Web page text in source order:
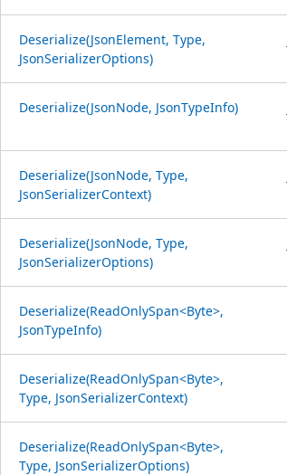
Deserialize(JsonElement, Type,
JsonSerializerOptions)
Deserialize(JsonNode, JsonTypeInfo)
Deserialize(JsonNode, Type,
JsonSerializerContext)
Deserialize(JsonNode, Type,
JsonSerializerOptions)
Deserialize(ReadOnlySpan<Byte>,
JsonTypeInfo)
Deserialize(ReadOnlySpan<Byte>,
Type, JsonSerializerContext)
Deserialize(ReadOnlySpan<Byte>,
Type, JsonSerializerOptions)